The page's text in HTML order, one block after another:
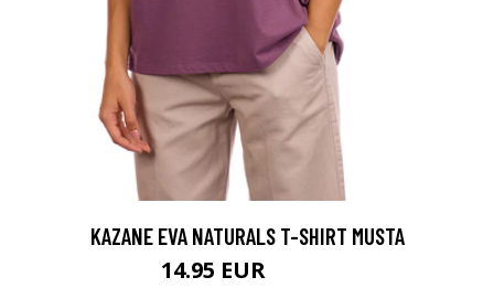
KAZANE EVA NATURALS T-SHIRT MUSTA
14.95 EUR